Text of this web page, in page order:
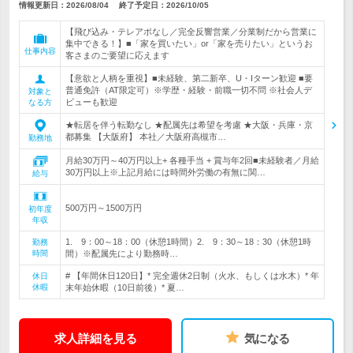
情報更新日：2026/08/04 終了予定日： 2026/10/05
仕事内容
【飛び込み・テレアポなし／完全反響営業／分業制だから営業に
集中できる！】■「家を買いたい」or「家を売りたい」というお
客さまのご要望に応えます
対象と
なる方
【意欲と人柄を重視】■未経験、第二新卒、U・Iターン歓迎 ■要
普通免許（AT限定可）※学歴・経験・前職一切不問 ※社会人デ
ビューも歓迎
勤務地
★転居を伴う転勤なし ★配属先は希望を考慮 ★大阪・兵庫・京
都募集 【大阪府】 本社／大阪府高槻市…
給与
月給30万円～40万円以上+ 各種手当 + 賞与年2回■未経験者／月給
30万円以上※上記月給には時間外労働の有無に関…
初年度
年収
500万円～1500万円
勤務
時間
1. 9：00～18：00（休憩1時間）2. 9：30～18：30（休憩1時
間）※配属先により勤務時…
休日
休暇
# 【年間休日120日】* 完全週休2日制（火水、もしくは水木）* 年
末年始休暇（10日前後）* 夏…
求人詳細を見る 気になる